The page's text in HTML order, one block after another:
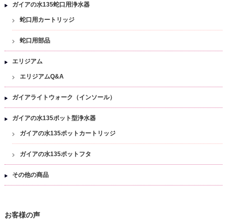
ガイアの水135蛇口用浄水器
蛇口用カートリッジ
蛇口用部品
エリジアム
エリジアムQ&A
ガイアライトウォーク（インソール）
ガイアの水135ポット型浄水器
ガイアの水135ポットカートリッジ
ガイアの水135ポットフタ
その他の商品
お客様の声